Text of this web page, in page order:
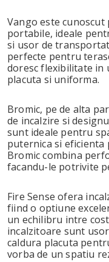
Vango este
portabile, ideale
si usor de
perfecte pentru
doresc flexibilitate in
placuta si uniforma.
Bromic, pe de alta
de incalzire si
sunt ideale pentru
puternica si
Bromic combina
facandu-le potrivite
Fire Sense ofera
fiind o optiune
un echilibru intre
incalzitoare sunt
caldura placuta
vorba de un spatiu